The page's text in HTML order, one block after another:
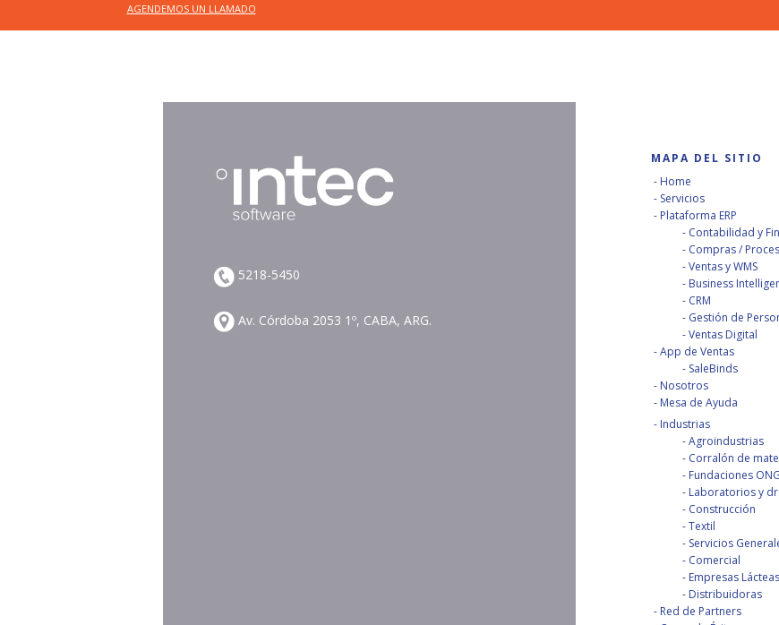
AGENDEMOS UN LLAMADO
5218-5450
Av. Córdoba 2053 1º, CABA, ARG.
MAPA DEL SITIO
Home
Servicios
Plataforma ERP
Contabilidad y
Compras /
Ventas y WMS
Business
CRM
Gestión de
Ventas Digital
App de Ventas
SaleBinds
Nosotros
Mesa de Ayuda
Industrias
Agroindustrias
Corralón de
Fundaciones ONG
Laboratorios y
Construcción
Textil
Servicios
Comercial
Empresas Lácteas
Distribuidoras
Red de Partners